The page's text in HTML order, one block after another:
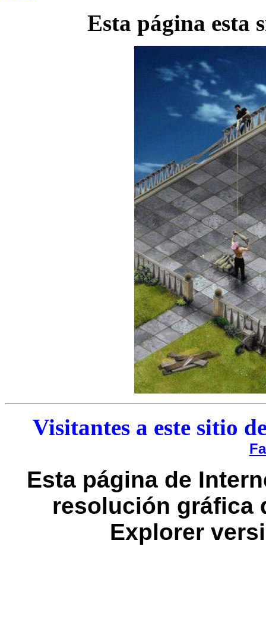
Esta página esta
Visitantes a este sitio
Esta página de
resolución gráfica
Explorer